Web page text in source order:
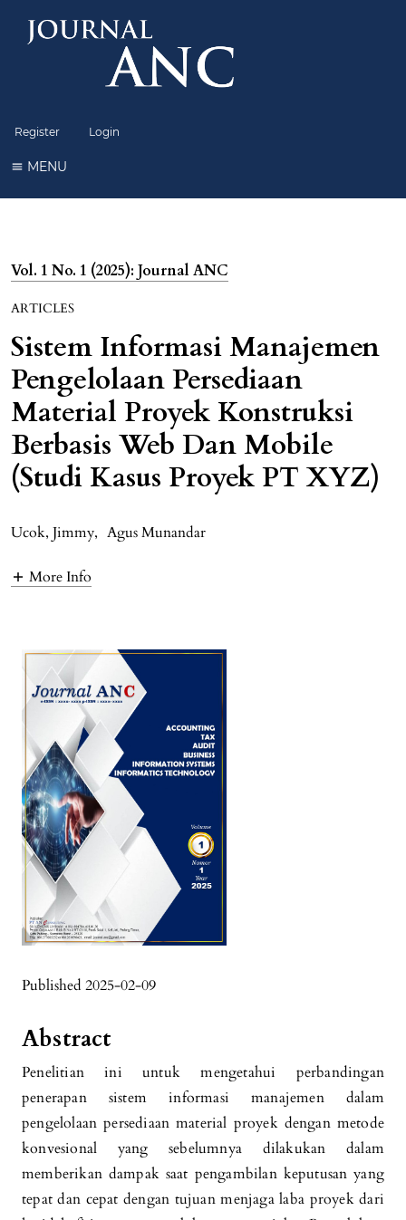
Register Login
MENU
Vol. 1 No. 1 (2025): Journal ANC
ARTICLES
Sistem Informasi Manajemen
Pengelolaan Persediaan
Material Proyek Konstruksi
Berbasis Web Dan Mobile
(Studi Kasus Proyek PT XYZ)
Ucok, Jimmy, Agus Munandar
More Info
Published 2025-02-09
Abstract
Penelitian ini untuk mengetahui perbandingan
penerapan sistem informasi manajemen dalam
pengelolaan persediaan material proyek dengan metode
konvesional yang sebelumnya dilakukan dalam
memberikan dampak saat pengambilan keputusan yang
tepat dan cepat dengan tujuan menjaga laba proyek dari